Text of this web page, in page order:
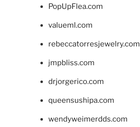
PopUpFlea.com
valueml.com
rebeccatorresjewelry.com
jmpbliss.com
drjorgerico.com
queensushipa.com
wendyweimerdds.com